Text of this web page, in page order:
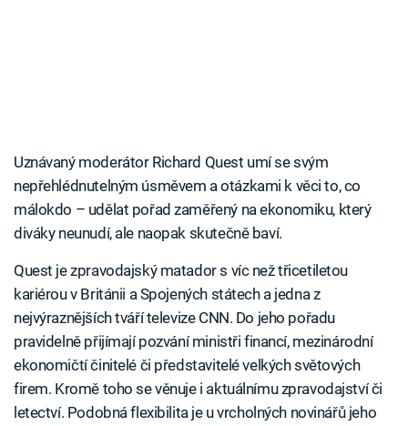
Uznávaný moderátor Richard Quest umí se svým
nepřehlédnutelným úsměvem a otázkami k věci to, co
málokdo – udělat pořad zaměřený na ekonomiku, který
diváky neunudí, ale naopak skutečně baví.
Quest je zpravodajský matador s víc než třicetiletou
kariérou v Británii a Spojených státech a jedna z
nejvýraznějších tváří televize CNN. Do jeho pořadu
pravidelně přijímají pozvání ministři financí, mezinárodní
ekonomičtí činitelé či představitelé velkých světových
firem. Kromě toho se věnuje i aktuálnímu zpravodajství či
letectví. Podobná flexibilita je u vrcholných novinářů jeho